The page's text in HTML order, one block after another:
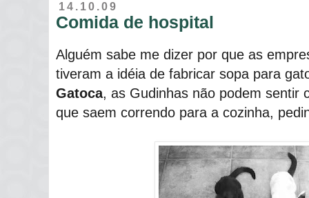
14.10.09
Comida de hospital
Alguém sabe me dizer por que as
tiveram a idéia de fabricar sopa para
Gatoca, as Gudinhas não podem sentir
que saem correndo para a cozinha,